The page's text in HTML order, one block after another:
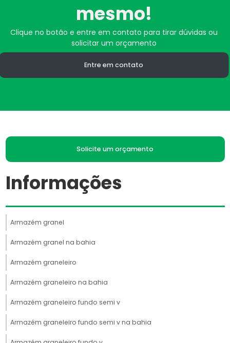
mesmo!
Clique no botão e entre em contato para tirar dúvidas ou
solicitar um orçamento
Entre em contato
Solicite um orçamento
Informações
Armazém granel
Armazém granel na bahia
Armazém graneleiro
Armazém graneleiro na bahia
Armazém graneleiro fundo semi v
Armazém graneleiro fundo semi v na bahia